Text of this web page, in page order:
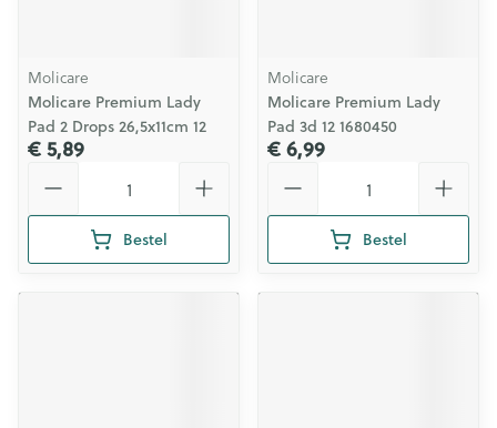
Molicare
Molicare Premium Lady
Pad 2 Drops 26,5x11cm 12
€ 5,89
Bestel
Molicare
Molicare Premium Lady
Pad 3d 12 1680450
€ 6,99
Bestel